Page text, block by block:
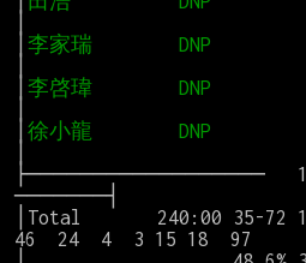
───────┤
│Total       240:00 35-72
46  24  4  3 15 18  97